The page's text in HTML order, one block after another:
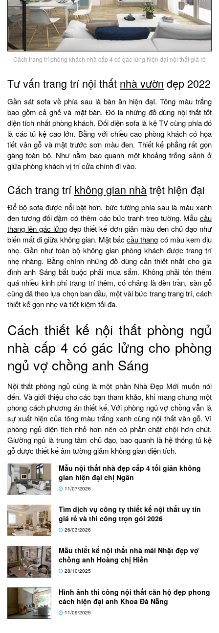
Cách trang trí phòng khách nhà cấp 4 có gác lửng hiện đại nội thất giá rẻ
Tư vấn trang trí nội thất nhà vườn đẹp 2022
Gần sát sofa về phía sau là bàn ăn hiện đạI. Tông màu trắng
bao gồm cả ghế và mặt bàn. Đó là những đồ dùng nội thất tốt
diện tích nhất phòng khách. Đối diện sofa là kệ TV cùng phía đó
là các tủ kệ cao lớn. Bằng với chiều cao phòng khách có họa
tiết vân gỗ và mặt trước sơn màu đen. Thiết kế phẳng rất gọn
gàng toàn bộ. Như nằm bao quanh một khoảng trống sảnh ở
giữa phòng khách vị trí cửa chính đi vào.
Cách trang tríkhông gian nhàtrệt hiện đại
Để bộ sofa được nổi bật hơn, bức tường phía sau là màu xanh
đen tương đối đậm có thêm các bức tranh treo tường. Mẫu cầu
thang lên gác lửng đẹp thiết kế đơn giản màu đen chủ đạo như
biến mất đi giữa không gian. Mặt bấccầu thang có màu kem dịu
nhẹ. Gần như toàn bộ không gian phòng khách được trang trí
nhẹ nhàng. Bằng chính những đồ dùng cần thiết nhất cho gia
đình anh Sáng bắt buộc phải mua sắm. Không phải tốn thêm
quá nhiều kinh phí trang trí thêm, có chăng là đèn trần, sàn gỗ
cũng đã theo lựa chọn ban đầu, một vài bức trang trang trí, cách
thiết kế gọn nhẹ và tiết kiệm tối đa.
Cách thiết kế nội thất phòng ngủ
nhà cấp 4 có gác lửng cho phòng
ngủ vợ chồng anh Sáng
Nội thất phòng ngủ cũng là một phần Nhà Đẹp Mới muốn nói
đến. Và giới thiệu cho các bạn tham khảo, khi mang chung một
phong cách phương án thiết kế. Với phòng ngủ vợ chồng vẫn là
sự xuất hiện của tông màu trắng xanh cùng nội thất vân gỗ. Vì
phòng ngủ diện tích nhỏ hơn nên có phần chật chội hơn chút.
Giường ngủ là trung tâm chủ đạo, bao quanh là hệ thống tủ kệ
gỗ được thiết kế âm tường giảm không gian diện tích.
Mẫu nội thất nhà đẹp cấp 4 tối giản không
gian hiện đại chị Ngân
11/07/2026
Tìm dịch vụ công ty thiết kế nội thất uy tín
giá rẻ và thi công trọn gói 2026
26/03/2026
Mẫu thiết kế nội thất nhà mái Nhật đẹp vợ
chồng anh Hoàng chị Hiền
28/10/2025
Hình ảnh thi công nội thất căn hộ đẹp phong
cách hiện đại anh Khoa Đà Nẵng
11/09/2025